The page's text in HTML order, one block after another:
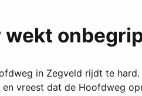
wekt
in Zegveld rijdt te
vreest dat de Hoofdweg